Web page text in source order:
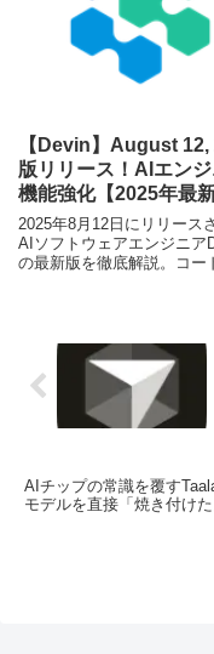
【Devin】August 12,
版リリース！AIエン
機能強化【2025年最新
2025年8月12日にリリース
AIソフトウェアエンジニア
の最新版を徹底解説。コー
AIチップの常識を覆す
モデルを直接「焼き付け